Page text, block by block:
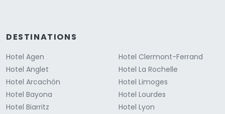
DESTINATIONS
Hotel Agen
Hotel Anglet
Hotel Arcachón
Hotel Bayona
Hotel Biarritz
Hotel Clermont-Ferrand
Hotel La Rochelle
Hotel Limoges
Hotel Lourdes
Hotel Lyon